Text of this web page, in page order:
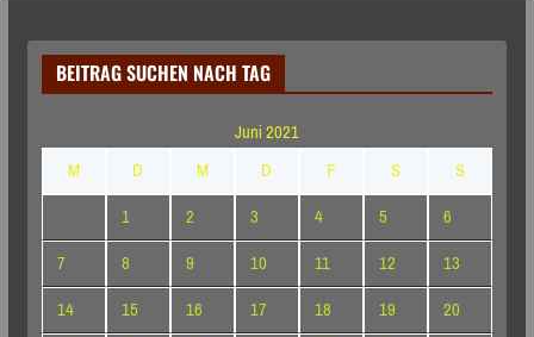
BEITRAG SUCHEN NACH TAG
Juni 2021
M
D M D F S
S
1
2 3 4 5
6
7
8 9 10 11 12
13
14
15 16 17 18 19
20